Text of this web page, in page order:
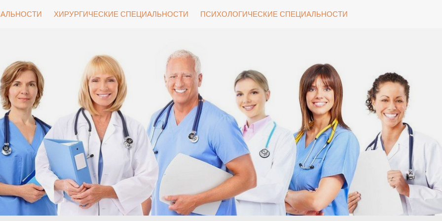
ХИРУРГИЧЕСКИЕ СПЕЦИАЛЬНОСТИ ПСИХОЛОГИЧЕСКИЕ СПЕЦИАЛЬНОСТИ